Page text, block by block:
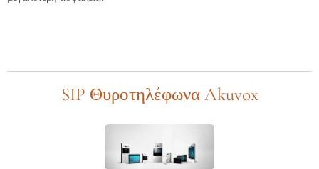
SIP Θυροτηλέφωνα Akuvox